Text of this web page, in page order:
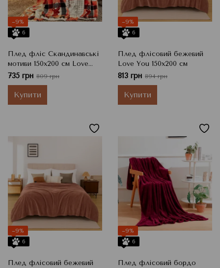
−9%
6
Плед фліс Скандинавські
мотиви 150x200 см Love
You
735 грн 809 грн
Купити
−9%
6
Плед флісовий бежевий
Love You 150x200 см
813 грн 894 грн
Купити
−9%
6
Плед флісовий бежевий
−9%
6
Плед флісовий бордо